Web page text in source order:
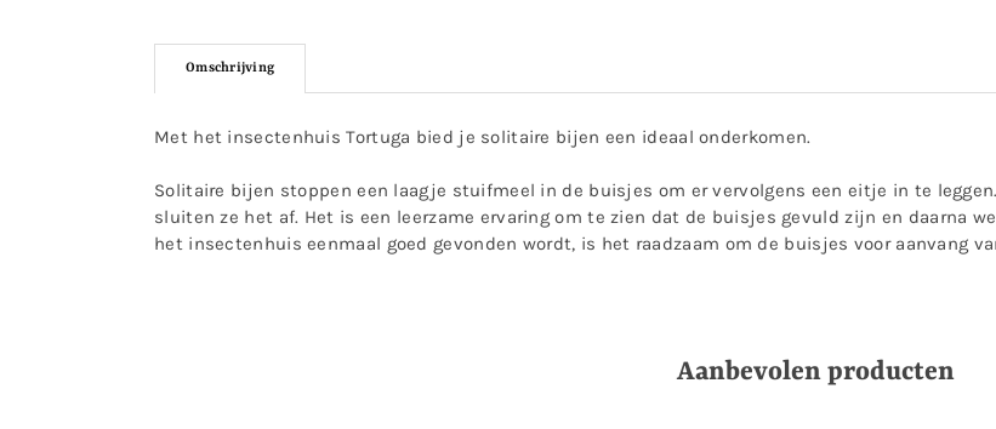
Omschrijving
Met het insectenhuis Tortuga bied je solitaire bijen een ideaal onderkomen.
Solitaire bijen stoppen een laagje stuifmeel in de buisjes om er vervolgens een eitje in te
sluiten ze het af. Het is een leerzame ervaring om te zien dat de buisjes gevuld zijn en daarna
het insectenhuis eenmaal goed gevonden wordt, is het raadzaam om de buisjes voor aanvang
Aanbevolen producten